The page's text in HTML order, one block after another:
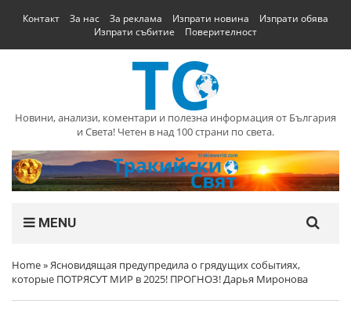
Контакт За нас За реклама Изпрати новина
Изпрати обява
Изпрати събитие
Поверителност
Новини, анализи, коментари и полезна информация от България
и Света! Четен в над 100 страни по света.
MENU
Home»Ясновидящая предупредила о грядущих событиях,
которые ПОТРЯСУТ МИР в 2025! ПРОГНОЗ! Дарья Миронова